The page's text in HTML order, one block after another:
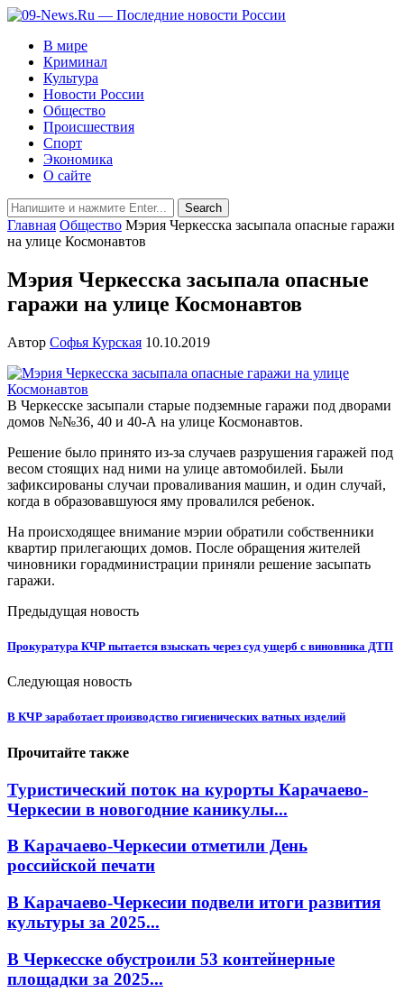
В мире
Криминал
Культура
Новости России
Общество
Происшествия
Спорт
Экономика
О сайте
Главная Общество Мэрия Черкесска засыпала опасные гаражи
на улице Космонавтов
Мэрия Черкесска засыпала опасные
гаражи на улице Космонавтов
Автор Софья Курская 10.10.2019
В Черкесске засыпали старые подземные гаражи под дворами
домов №№36, 40 и 40-А на улице Космонавтов.
Решение было принято из-за случаев разрушения гаражей под
весом стоящих над ними на улице автомобилей. Были
зафиксированы случаи проваливания машин, и один случай,
когда в образовавшуюся яму провалился ребенок.
На происходящее внимание мэрии обратили собственники
квартир прилегающих домов. После обращения жителей
чиновники горадминистрации приняли решение засыпать
гаражи.
Предыдущая новость
Прокуратура КЧР пытается взыскать через суд ущерб с виновника ДТП
Следующая новость
В КЧР заработает производство гигиенических ватных изделий
Прочитайте также
Туристический поток на курорты Карачаево-
Черкесии в новогодние каникулы...
В Карачаево-Черкесии отметили День
российской печати
В Карачаево-Черкесии подвели итоги развития
культуры за 2025...
В Черкесске обустроили 53 контейнерные
площадки за 2025...